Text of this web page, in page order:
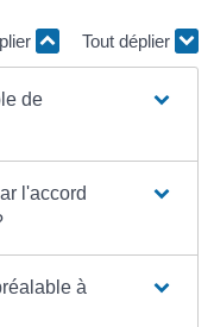
Tout déplier
de
l'accord
à